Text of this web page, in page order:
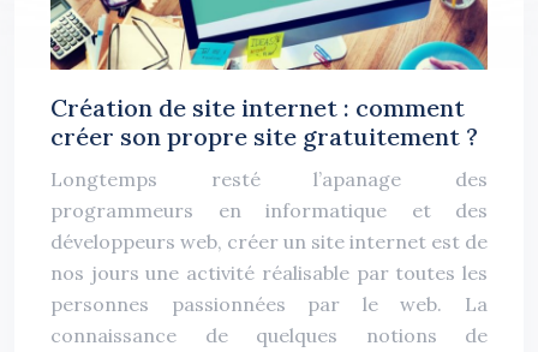
Création de site internet : comment
créer son propre site gratuitement ?
Longtemps resté l’apanage des
programmeurs en informatique et des
développeurs web, créer un site internet est de
nos jours une activité réalisable par toutes les
personnes passionnées par le web. La
connaissance de quelques notions de